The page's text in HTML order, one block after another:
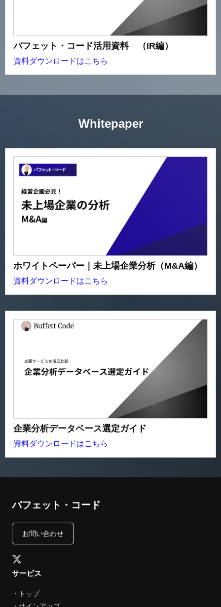
バフェット・コード活用資料 （IR編）
資料ダウンロードはこちら
Whitepaper
ホワイトペーパー｜未上場企業分析（M&A編）
資料ダウンロードはこちら
企業分析データベース選定ガイド
資料ダウンロードはこちら
バフェット・コード
お問い合わせ
サービス
・トップ